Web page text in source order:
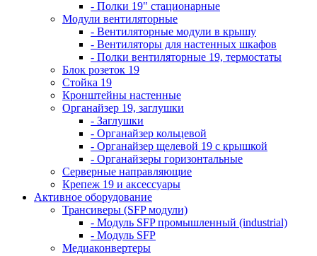
- Полки 19" стационарные
Модули вентиляторные
- Вентиляторные модули в крышу
- Вентиляторы для настенных шкафов
- Полки вентиляторные 19, термостаты
Блок розеток 19
Стойка 19
Кронштейны настенные
Органайзер 19, заглушки
- Заглушки
- Органайзер кольцевой
- Органайзер щелевой 19 с крышкой
- Органайзеры горизонтальные
Серверные направляющие
Крепеж 19 и аксессуары
Активное оборудование
Трансиверы (SFP модули)
- Модуль SFP промышленный (industrial)
- Модуль SFP
Медиаконвертеры